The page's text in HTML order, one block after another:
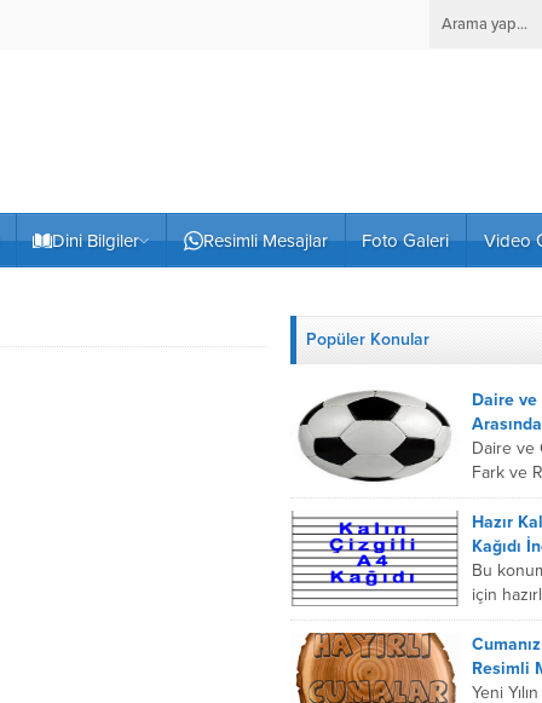
Dini Bilgiler Resimli Mesajlar Foto Galeri Video
Popüler Konular
Daire ve
Daire ve
Fark ve
Örnekler
anlam
çocuklar
Hazır
Kağıdı
Bu
için
word
Resimli
Yeni